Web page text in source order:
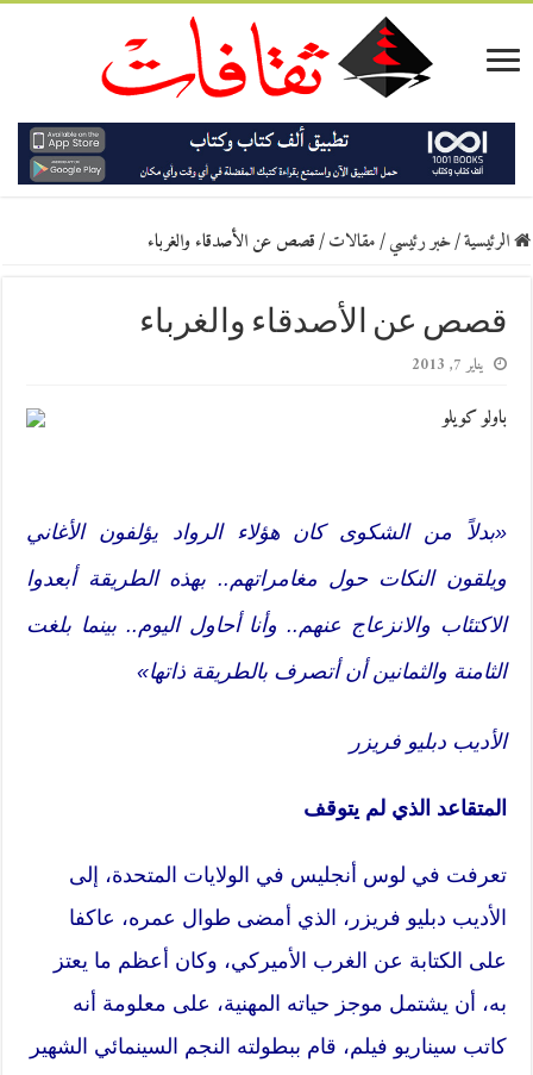
الرئيسية/خبر رئيسي/مقالات/قصص عن الأصدقاء والغرباء
قصص عن الأصدقاء والغرباء
يناير 7, 2013
باولو كويلو
«بدلاً من الشكوى كان هؤلاء الرواد يؤلفون الأغاني
ويلقون النكات حول مغامراتهم.. بهذه الطريقة أبعدوا
الاكتئاب والانزعاج عنهم.. وأنا أحاول اليوم.. بينما بلغت
الثامنة والثمانين أن أتصرف بالطريقة ذاتها»
الأديب دبليو فريزر
المتقاعد الذي لم يتوقف
تعرفت في لوس أنجليس في الولايات المتحدة، إلى
الأديب دبليو فريزر، الذي أمضى طوال عمره، عاكفا
على الكتابة عن الغرب الأميركي، وكان أعظم ما يعتز
به، أن يشتمل موجز حياته المهنية، على معلومة أنه
كاتب سيناريو فيلم، قام ببطولته النجم السينمائي الشهير